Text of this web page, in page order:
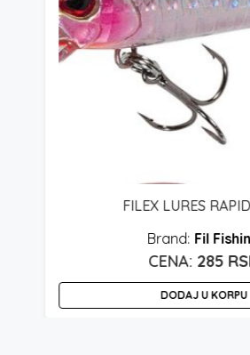
FILEX LURES
Fil
285
DODAJ U KORPU